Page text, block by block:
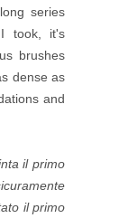
series
took, it's
brushes
dense as
and
il primo
il primo